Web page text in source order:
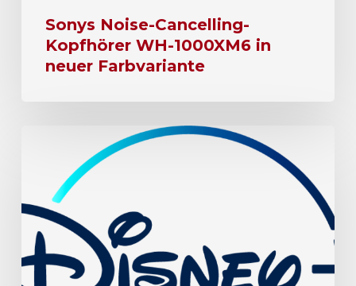
Sonys Noise-Cancelling-
Kopfhörer WH-1000XM6 in
neuer Farbvariante